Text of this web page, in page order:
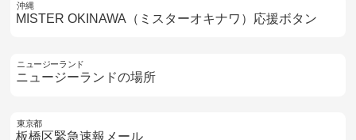
沖縄
MISTER OKINAWA（ミスターオキナワ）応援ボタン
ニュージーランド
ニュージーランドの場所
東京都
板橋区緊急速報メール